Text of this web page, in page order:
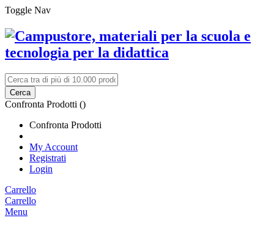
Toggle Nav
Cerca
Confronta Prodotti ()
Confronta Prodotti
My Account
Registrati
Login
Carrello
Carrello
Menu